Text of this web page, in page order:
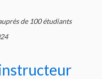
de 100 étudiants